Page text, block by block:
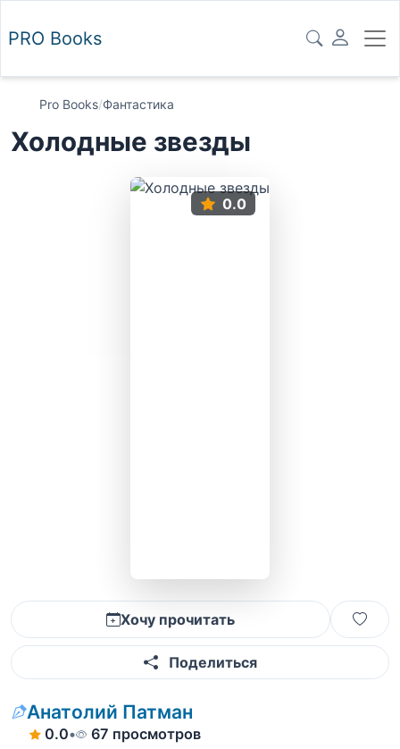
PRO Books
Pro Books/Фантастика
Холодные звезды
0.0
Хочу прочитать
Поделиться
Анатолий Патман
0.0• 67 просмотров